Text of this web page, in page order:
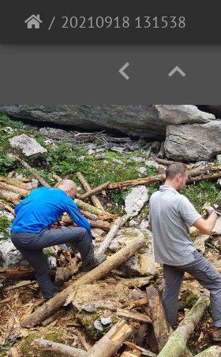
20210918 131538